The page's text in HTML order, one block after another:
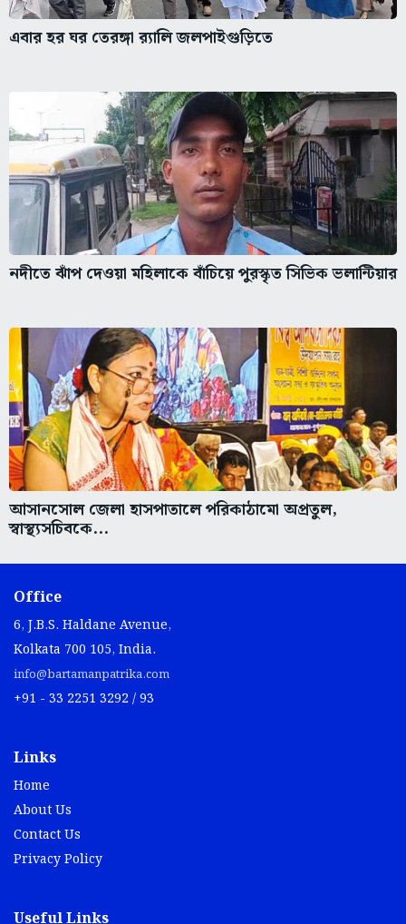
এবার হর ঘর তেরঙ্গা র‌্যালি জলপাইগুড়িতে
নদীতে ঝাঁপ দেওয়া মহিলাকে বাঁচিয়ে পুরস্কৃত সিভিক ভলান্টিয়ার
আসানসোল জেলা হাসপাতালে পরিকাঠামো অপ্রতুল,
স্বাস্থ্যসচিবকে...
Office
6, J.B.S. Haldane Avenue,
Kolkata 700 105, India.
info@bartamanpatrika.com
+91 - 33 2251 3292 / 93
Links
Home
About Us
Contact Us
Privacy Policy
Useful Links